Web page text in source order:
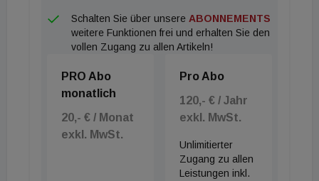
Schalten Sie über unsere ABONNEMENTS
weitere Funktionen frei und erhalten Sie den
vollen Zugang zu allen Artikeln!
PRO Abo
monatlich
20,- € / Monat
exkl. MwSt.
Pro Abo
120,- € / Jahr
exkl. MwSt.
Unlimitierter
Zugang zu allen
Leistungen inkl.